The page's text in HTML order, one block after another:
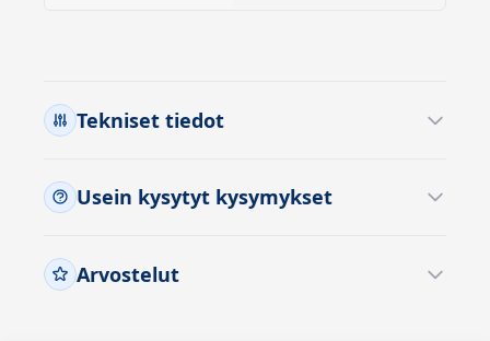
Tekniset tiedot
Usein kysytyt kysymykset
Arvostelut